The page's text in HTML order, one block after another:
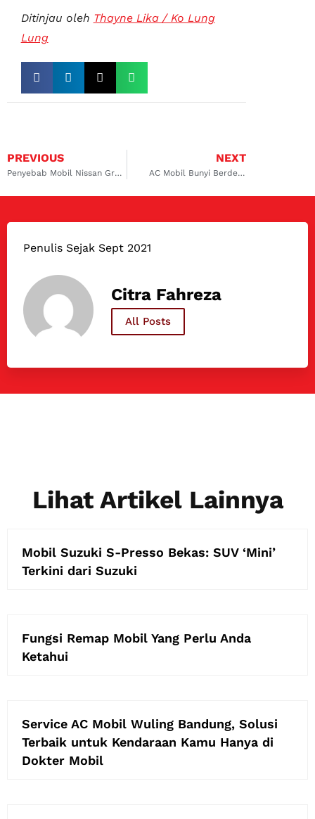
Ditinjau oleh Thayne Lika / Ko Lung
Lung
PREVIOUS
Penyebab Mobil Nissan Grand Livina Boros
NEXT
AC Mobil Bunyi Berdecit
Penulis Sejak Sept 2021
Citra Fahreza
All Posts
Lihat Artikel Lainnya
Mobil Suzuki S-Presso Bekas: SUV ‘Mini’
Terkini dari Suzuki
Fungsi Remap Mobil Yang Perlu Anda
Ketahui
Service AC Mobil Wuling Bandung, Solusi
Terbaik untuk Kendaraan Kamu Hanya di
Dokter Mobil